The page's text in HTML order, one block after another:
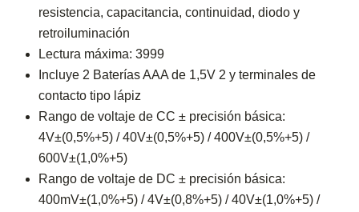
resistencia, capacitancia, continuidad, diodo y
retroiluminación
Lectura máxima: 3999
Incluye 2 Baterías AAA de 1,5V 2 y terminales de
contacto tipo lápiz
Rango de voltaje de CC ± precisión básica:
4V±(0,5%+5) / 40V±(0,5%+5) / 400V±(0,5%+5) /
600V±(1,0%+5)
Rango de voltaje de DC ± precisión básica:
400mV±(1,0%+5) / 4V±(0,8%+5) / 40V±(1,0%+5) /